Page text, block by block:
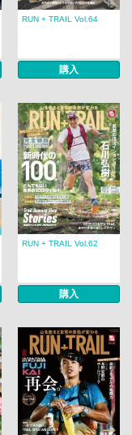
RUN + TRAIL Vol.64
購入
RUN + TRAIL Vol.62
購入